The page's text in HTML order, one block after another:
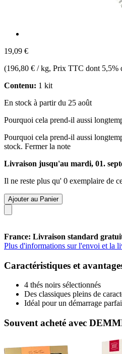
19,09 €
(196,80 € / kg, Prix TTC dont 5,5%
Contenu: 1 kit
En stock à partir du 25 août
Pourquoi cela prend-il aussi
Pourquoi cela prend-il aussi
stock. Fermer la note
Livraison jusqu'au mardi, 01.
Il ne reste plus qu' 0 exemplaire de
Ajouter au Panier
France: Livraison standard
Plus d'informations sur l'envoi et la
Caractéristiques et
4 thés noirs sélectionnés
Des classiques pleins de
Idéal pour un démarrage
Souvent acheté avec